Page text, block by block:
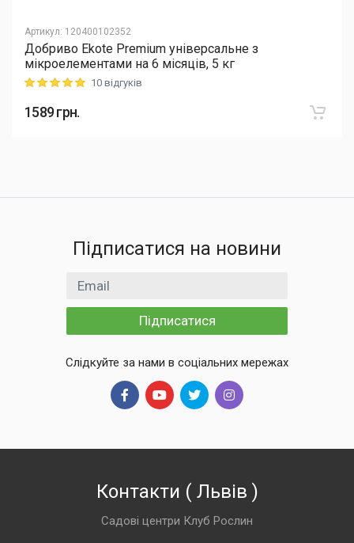
Артикул: 120400102352
Добриво Еkote Premium універсальне з
мікроелементами на 6 місяців, 5 кг
Rating: 5 out of 510 відгуків
1589грн.
Підписатися на новини
Email
Підписатися
Слідкуйте за нами в соціальних мережах
Контакти ( Львів )
Садові центри Клуб Рослин